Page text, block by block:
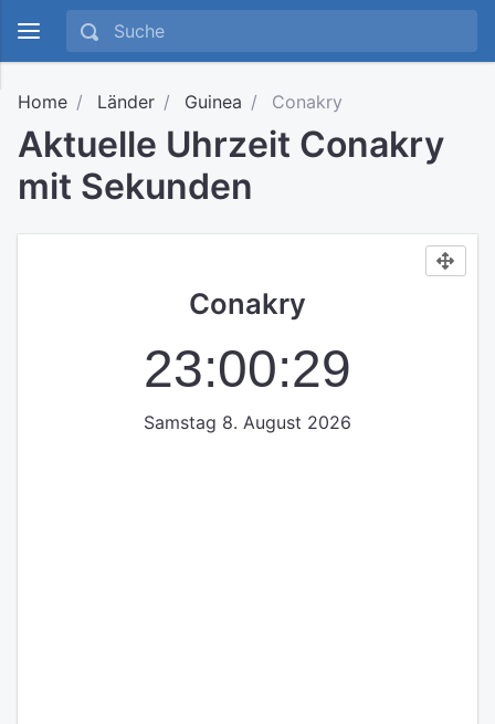
Home Länder Guinea Conakry
Aktuelle Uhrzeit Conakry
mit Sekunden
Conakry
23:00:30
Samstag 8. August 2026